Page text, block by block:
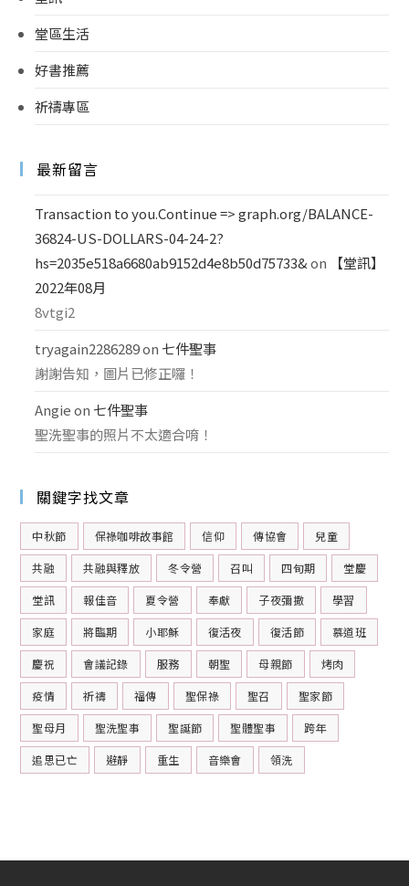
堂區生活
好書推薦
祈禱專區
最新留言
Transaction to you.Continue => graph.org/BALANCE-
36824-US-DOLLARS-04-24-2?
hs=2035e518a6680ab9152d4e8b50d75733&on
【堂訊】
2022年08月
8vtgi2
tryagain2286289on 七件聖事
謝謝告知，圖片已修正囉！
Angie on 七件聖事
聖洗聖事的照片不太適合唷！
關鍵字找文章
中秋節 保祿咖啡故事館 信仰 傳協會 兒童
共融 共融與釋放 冬令營 召叫 四旬期 堂慶
堂訊 報佳音 夏令營 奉獻 子夜彌撒 學習
家庭 將臨期 小耶穌 復活夜 復活節 慕道班
慶祝 會議記錄 服務 朝聖 母親節 烤肉
疫情 祈禱 福傳 聖保祿 聖召 聖家節
聖母月 聖洗聖事 聖誕節 聖體聖事 跨年
追思已亡 避靜 重生 音樂會 領洗